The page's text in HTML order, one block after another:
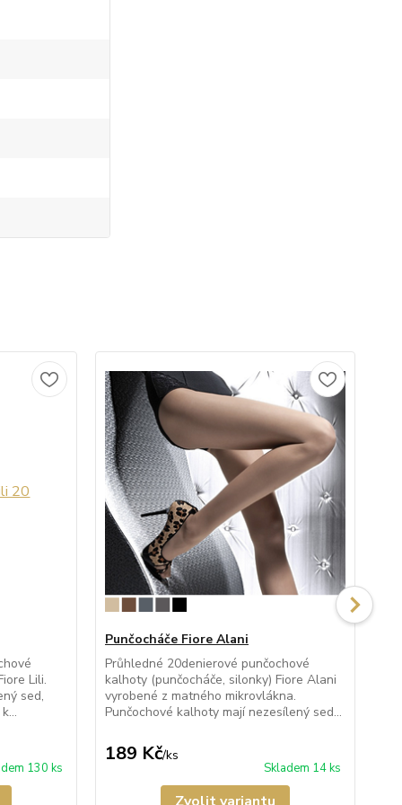
Lili.
sed,
130 ks
Punčocháče Fiore Alani
Průhledné 20denierové punčochové
kalhoty (punčocháče, silonky) Fiore Alani
vyrobené z matného mikrovlákna.
Punčochové kalhoty mají nezesílený sed...
189 Kč/ks
Skladem 14 ks